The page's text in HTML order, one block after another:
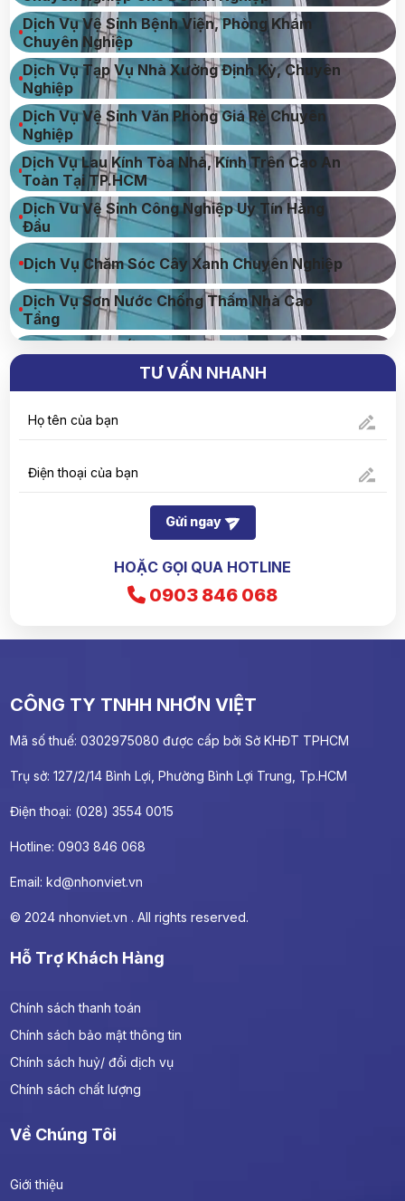
Dịch Vụ Vệ Sinh Bệnh Viện, Phòng Khám
Chuyên Nghiệp
Dịch Vụ Tạp Vụ Nhà Xưởng Định Kỳ, Chuyên
Nghiệp
Dịch Vụ Vệ Sinh Văn Phòng Giá Rẻ Chuyên
Nghiệp
Dịch Vụ Lau Kính Tòa Nhà, Kính Trên Cao An
Toàn Tại TP.HCM
Dịch Vu Vệ Sinh Công Nghiệp Uy Tín Hàng
Đầu
Dịch Vụ Chăm Sóc Cây Xanh Chuyên Nghiệp
Dịch Vụ Sơn Nước Chống Thấm Nhà Cao
Tầng
Dịch Vụ Cung Ứng Lao Động Chuyên Nghiệp
Dịch Vụ Kiểm Soát Côn Trùng Chuyên
Nghiệp An Toàn
TƯ VẤN NHANH
Gửi ngay
HOẶC GỌI QUA HOTLINE
0903 846 068
CÔNG TY TNHH NHƠN VIỆT
Mã số thuế: 0302975080 được cấp bởi Sở KHĐT TPHCM
Trụ sở: 127/2/14 Bình Lợi, Phường Bình Lợi Trung, Tp.HCM
Điện thoại: (028) 3554 0015
Hotline: 0903 846 068
Email: kd@nhonviet.vn
© 2024 nhonviet.vn . All rights reserved.
Hỗ Trợ Khách Hàng
Chính sách thanh toán
Chính sách bảo mật thông tin
Chính sách huỷ/ đổi dịch vụ
Chính sách chất lượng
Về Chúng Tôi
Giới thiệu